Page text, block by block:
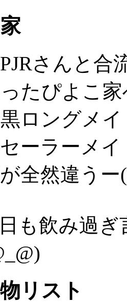
さんと合
たぴよこ
ロングメ
ーラーメイ
全然違う
も飲み過ぎ
リスト